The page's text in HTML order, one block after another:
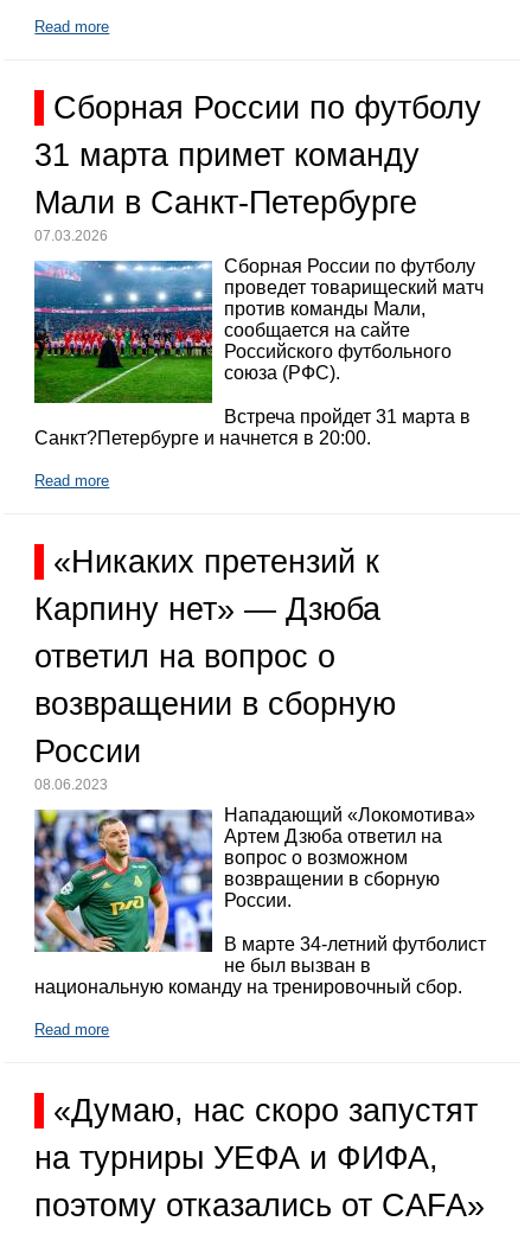
Read more
Сборная России по футболу
31 марта примет команду
Мали в Санкт-Петербурге
07.03.2026
Сборная России по футболу
проведет товарищеский матч
против команды Мали,
сообщается на сайте
Российского футбольного
союза (РФС).
Встреча пройдет 31 марта в
Санкт?Петербурге и начнется в 20:00.
Read more
«Никаких претензий к
Карпину нет» — Дзюба
ответил на вопрос о
возвращении в сборную
России
08.06.2023
Нападающий «Локомотива»
Артем Дзюба ответил на
вопрос о возможном
возвращении в сборную
России.
В марте 34-летний футболист
не был вызван в
национальную команду на тренировочный сбор.
Read more
«Думаю, нас скоро запустят
на турниры УЕФА и ФИФА,
поэтому отказались от CAFA»